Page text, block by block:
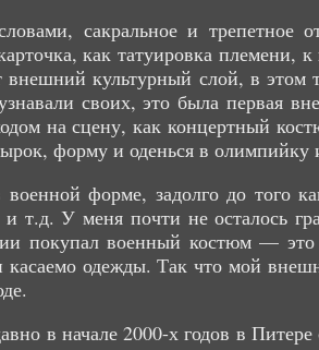
сакральное и трепетное
как татуировка племени,
внешний культурный слой, в этом
своих, это была первая
на сцену, как концертный
форму и оденься в олимпийку
форме, задолго до того
и т.д. У меня почти не осталось
покупал военный костюм —
одежды. Так что мой
в начале 2000-х годов в